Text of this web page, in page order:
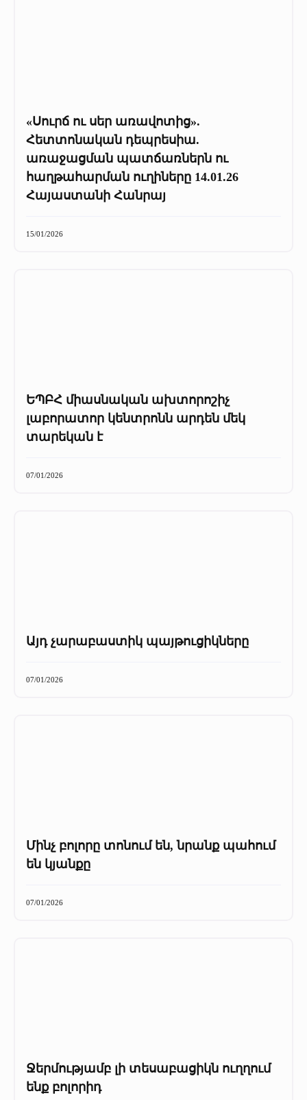
«Սուրճ ու սեր առավոտից».
Հետտոնական դեպրեսիա.
առաջացման պատճառներն ու
հաղթահարման ուղիները 14.01.26
Հայաստանի Հանրայ
15/01/2026
ԵՊԲՀ միասնական ախտորոշիչ
լաբորատոր կենտրոնն արդեն մեկ
տարեկան է
07/01/2026
Այդ չարաբաստիկ պայթուցիկները
07/01/2026
Մինչ բոլորը տոնում են, նրանք պահում
են կյանքը
07/01/2026
Ջերմությամբ լի տեսաբացիկն ուղղում
ենք բոլորիդ